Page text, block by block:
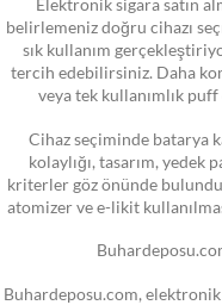
Elektronik sigara satın
belirlemeniz doğru cihazı
sık kullanım
tercih edebilirsiniz. Daha
veya tek kullanımlık
Cihaz seçiminde batarya
kolaylığı, tasarım,
kriterler göz önünde
atomizer ve e-likit
Buhardeposu.com, elektronik